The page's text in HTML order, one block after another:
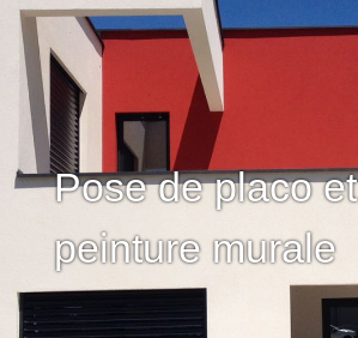
Pose de placo et
peinture murale